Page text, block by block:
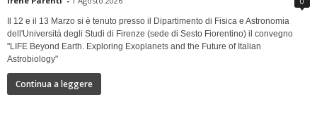
Il 12 e il 13 Marzo si è tenuto presso il Dipartimento di Fisica e Astronomia
dell'Università degli Studi di Firenze (sede di Sesto Fiorentino) il convegno
"LIFE Beyond Earth. Exploring Exoplanets and the Future of Italian
Astrobiology"
Continua a leggere